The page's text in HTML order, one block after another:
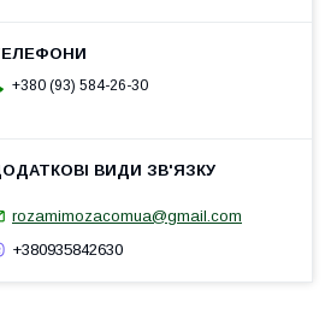
+380 (93) 584-26-30
rozamimozacomua@gmail.com
+380935842630